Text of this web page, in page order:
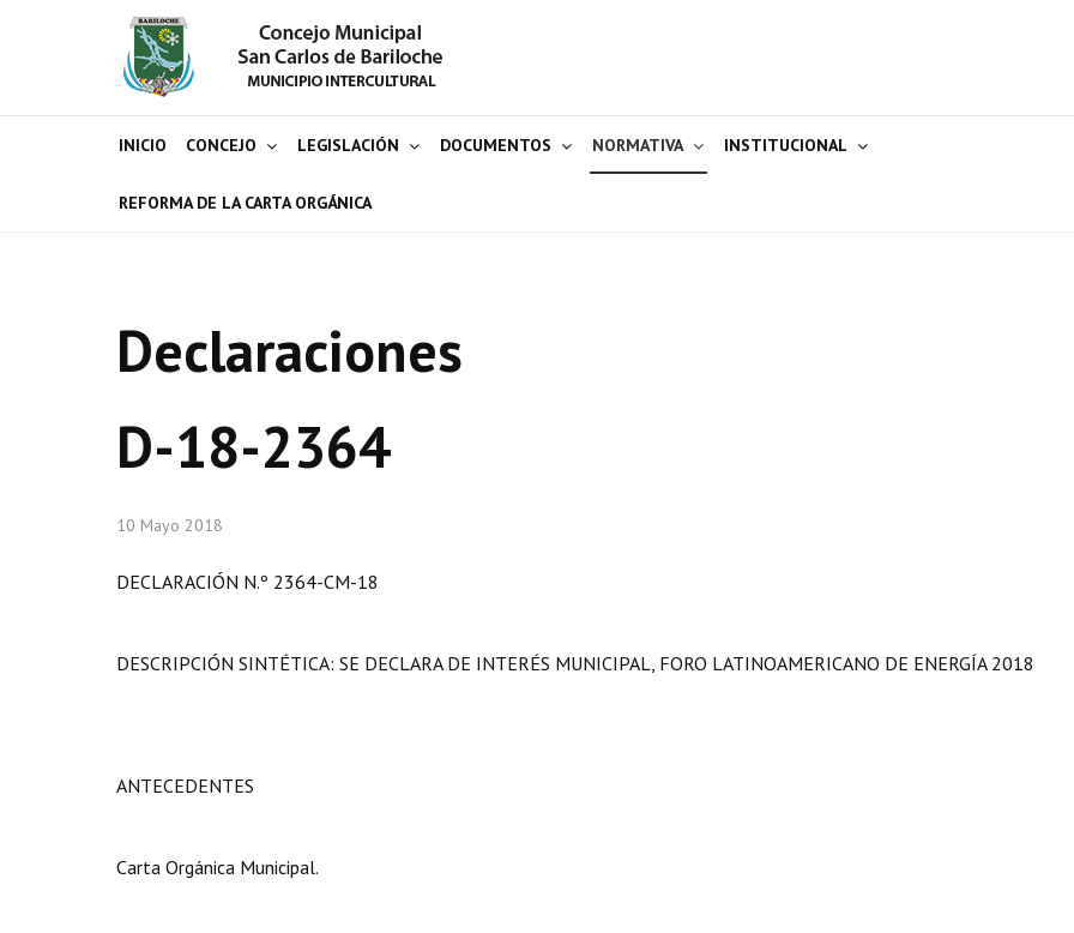
INICIO CONCEJO LEGISLACIÓN DOCUMENTOS NORMATIVA INSTITUCIONAL
REFORMA DE LA CARTA ORGÁNICA
Declaraciones
D-18-2364
10 Mayo 2018
DECLARACIÓN N.º 2364-CM-18
DESCRIPCIÓN SINTÉTICA: SE DECLARA DE INTERÉS MUNICIPAL, FORO LATINOAMERICANO DE ENERGÍA 2018
ANTECEDENTES
Carta Orgánica Municipal.